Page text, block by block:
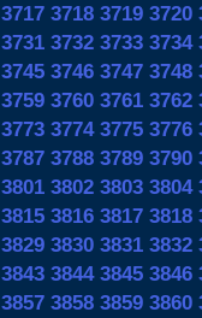
3717 3718 3719 3720
3731 3732 3733 3734
3745 3746 3747 3748
3759 3760 3761 3762
3773 3774 3775 3776
3787 3788 3789 3790
3801 3802 3803 3804
3815 3816 3817 3818
3829 3830 3831 3832
3843 3844 3845 3846
3857 3858 3859 3860